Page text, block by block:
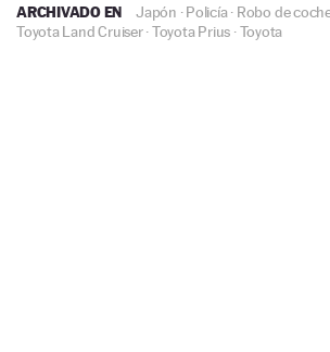
ARCHIVADO EN Japón ·Policía· Robo de
Toyota Land Cruiser·Toyota Prius ·Toyota